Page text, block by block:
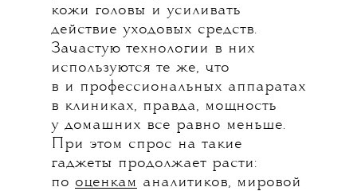
кожи головы и усиливать
действие уходовых средств.
Зачастую технологии в них
используются те же, что
в и профессиональных аппаратах
в клиниках, правда, мощность
у домашних все равно меньше.
При этом спрос на такие
гаджеты продолжает расти:
по оценкам аналитиков, мировой